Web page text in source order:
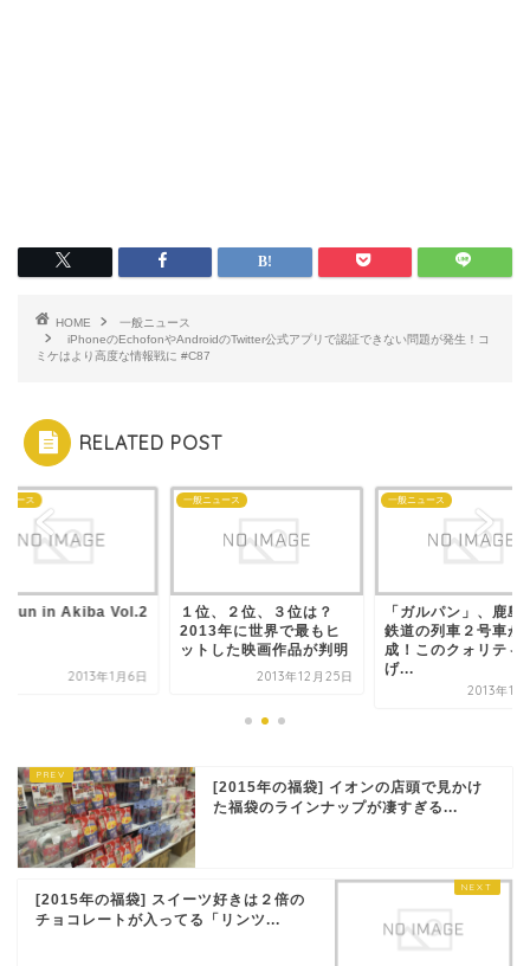
HOME
一般ニュース
iPhoneのEchofonやAndroidのTwitter公式アプリで認証できない問題が発生！コ
ミケはより高度な情報戦に #C87
RELATED POST
ュース
fun in Akiba Vol.2
2013年1月6日
一般ニュース
１位、２位、３位は？
2013年に世界で最もヒ
ットした映画作品が判明
2013年12月25日
一般ニュース
「ガルパン」、鹿島
鉄道の列車２号車が
成！このクォリティ
げ...
2013年11
[2015年の福袋] イオンの店頭で見かけ
た福袋のラインナップが凄すぎる...
[2015年の福袋] スイーツ好きは２倍の
チョコレートが入ってる「リンツ...